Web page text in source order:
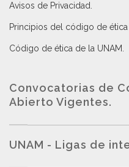
Avisos de Privacidad
Principios del código de ética
Código de ética de la UNAM
Convocatorias de
Abierto Vigentes.
UNAM - Ligas de